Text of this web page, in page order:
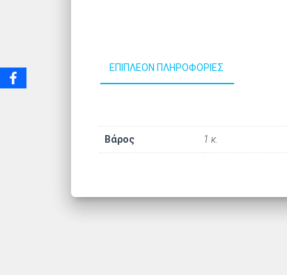
ΕΠΙΠΛΈΟΝ ΠΛΗΡΟΦΟΡΊΕΣ
Βάρος 1 κ.